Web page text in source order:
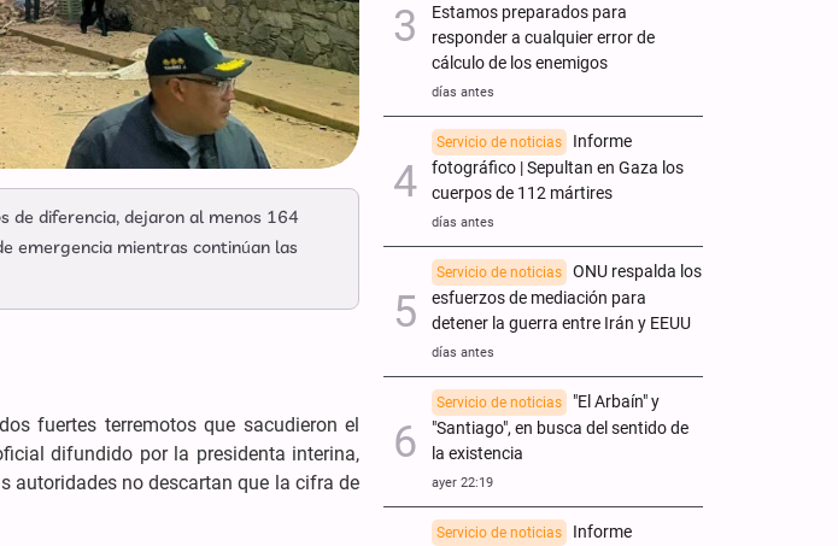
de diferencia, dejaron al menos 164
emergencia mientras continúan las
fuertes terremotos que sacudieron el
difundido por la presidenta interina,
autoridades no descartan que la cifra de
Estamos preparados para
responder a cualquier error de
cálculo de los enemigos
días antes
Servicio de noticias
Informe
fotográfico | Sepultan en Gaza los
cuerpos de 112 mártires
días antes
Servicio de noticias
ONU respalda los
esfuerzos de mediación para
detener la guerra entre Irán y EEUU
días antes
Servicio de noticias
"El Arbaín" y
"Santiago", en busca del sentido de
la existencia
ayer 22:19
Servicio de noticias
Informe